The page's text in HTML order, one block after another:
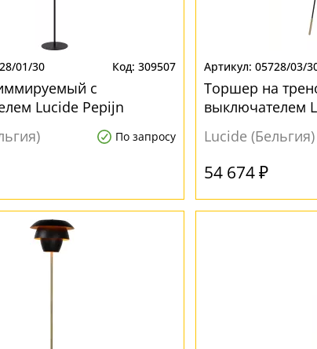
01/30 309507
с
Lucide Pepijn
для кабинета
По запросу
05728/03/
Торшер на
выключателем
05728/03/30
Lucide (Бельгия)
54 674 ₽